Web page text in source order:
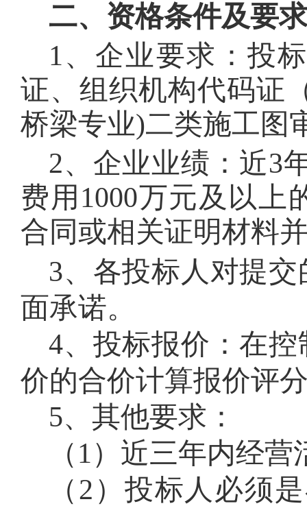
二、资格条件及要求
1、企业要求：投
证、组织机构代码证
桥梁专业)二类施工图
2、企业业绩：近3
费用 1000万元及以上
合同或相关证明材料
3、 各投标人对提
面承诺。
4、 投标报价：在
价的合价计算报价评
5、其他要求：
（1）近三年内经
（2）投标人必须